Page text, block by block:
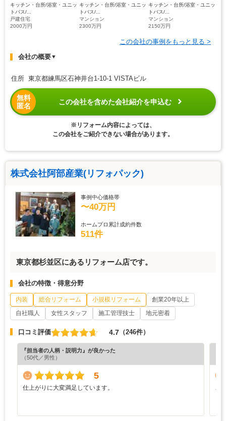
キッチン・台所/浴室・ユニッ
トバス/...
戸建住宅
2000万円
キッチン・台所/浴室・ユニッ
トバス/...
マンション
2300万円
キッチン・台所/浴室・ユニッ
トバス/...
マンション
2150万円
この会社の事例をもっと見る >
会社の概要▼
住所 東京都練馬区石神井台1-10-1 VISTAビル
無料
匿名
この会社を含めた会社紹介を申込む
※リフォーム内容によっては、
この会社をご紹介できない場合があります。
株式会社阿部産業(リフォパック)
事例中心価格帯
〜40万円
ホームプロ累計成約件数
511件
東京都杉並区にあるリフォーム店です。
会社の特徴・得意分野
内装 総合リフォーム 小規模リフォーム
創業20年以上
自社職人
女性スタッフ 施工管理技士 地元密着
口コミ評価 4.7 （246件）
『担当者の人柄・説明力』が良かった
（50代／男性）
5
仕上がりに大変満足しています。 こ